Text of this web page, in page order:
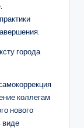
города
коллегам
нового
виде